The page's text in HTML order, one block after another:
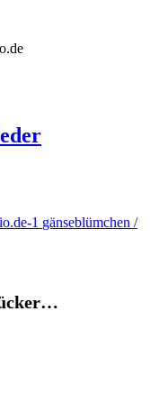
gänseblümchen /